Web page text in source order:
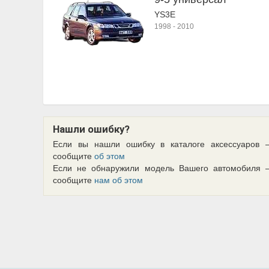
YS3E
1998 - 2010
Нашли ошибку?
Если вы нашли ошибку в каталоге аксессуаров
сообщите об этом
Если не обнаружили модель Вашего автомобиля
сообщите нам об этом